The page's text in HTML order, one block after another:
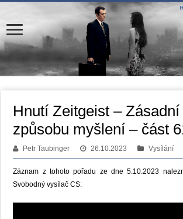
Hnutí Zeitgeist –
způsobu myšlení – část
Petr Taubinger 26.10.2023 Vysílání
Záznam z tohoto pořadu ze dne 5.10.2023
Svobodný vysílač CS: